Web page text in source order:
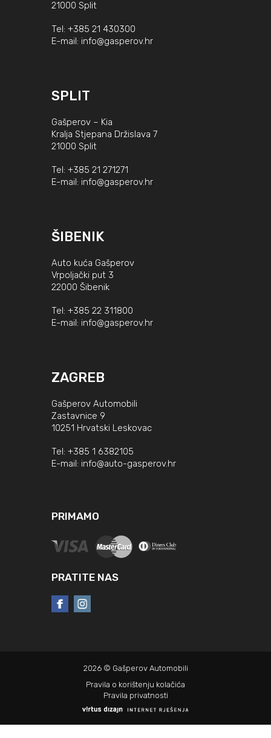
21000 Split
Tel: +385 21 430300
E-mail: info@gasperov.hr
SPLIT
Gašperov – Kia
Kralja Stjepana Držislava 7
21000 Split
Tel: +385 21 271271
E-mail: info@gasperov.hr
ŠIBENIK
Auto kuća Gašperov
Vrpoljački put 3
22000 Šibenik
Tel: +385 22 311800
E-mail: info@gasperov.hr
ZAGREB
Gašperov Automobili
Zastavnice 9
10251 Hrvatski Leskovac
Tel: +385 1 6382105
E-mail: info@auto-gasperov.hr
PRIMAMO
PRATITE NAS
2026 © Gašperov Automobili
Pravila o korištenju kolačića
Pravila privatnosti